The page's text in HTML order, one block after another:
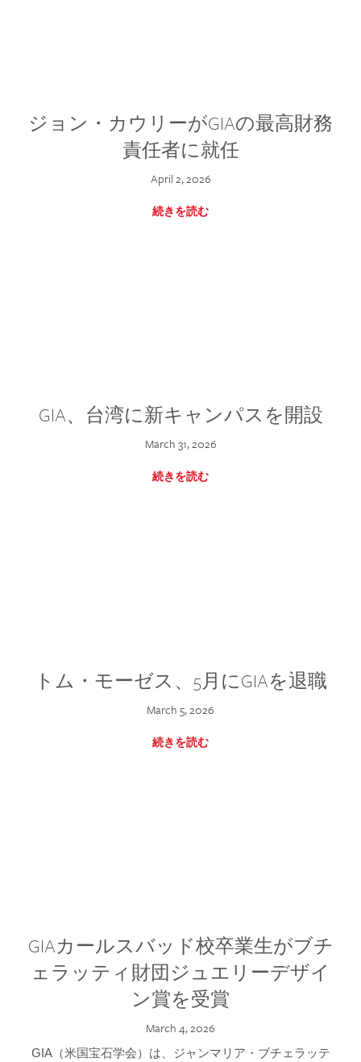
ジョン・カウリーがGIAの最高財務
責任者に就任
April 2, 2026
続きを読む
GIA、台湾に新キャンパスを開設
March 31, 2026
続きを読む
トム・モーゼス、5月にGIAを退職
March 5, 2026
続きを読む
GIAカールスバッド校卒業生がブチ
ェラッティ財団ジュエリーデザイ
ン賞を受賞
March 4, 2026
GIA（米国宝石学会）は、ジャンマリア・ブチェラッテ